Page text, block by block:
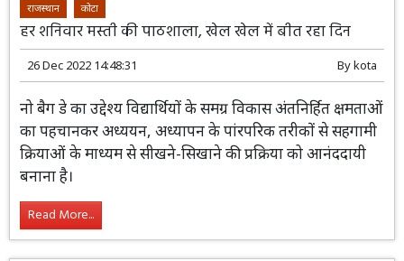
राजस्थान कोटा
हर शनिवार मस्ती की पाठशाला, खेल खेल में बीत रहा दिन
26 Dec 2022 14:48:31 Bykota
नो बैग डे का उद्देश्य विद्यार्थियों के समग्र विकास अंतनिर्हित क्षमताओं
का पहचानकर अध्ययन, अध्यापन के पांरपरिक तरीकों से सहगामी
क्रियाओं के माध्यम से सीखने-सिखाने की प्रक्रिया को आनंददायी
बनाना है।
Read More...